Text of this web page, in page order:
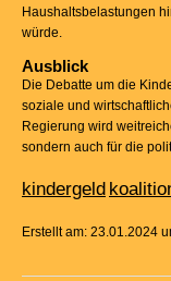
Haushaltsbelastungen
würde.
Ausblick
Die Debatte um die
soziale und
Regierung wird
sondern auch für die
kindergeld
Erstellt am: 23.01.2024